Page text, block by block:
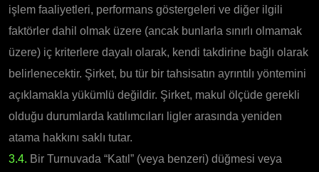
işlem faaliyetleri, performans göstergeleri ve diğer ilgili
faktörler dahil olmak üzere (ancak bunlarla sınırlı olmamak
üzere) iç kriterlere dayalı olarak, kendi takdirine bağlı olarak
belirlenecektir. Şirket, bu tür bir tahsisatın ayrıntılı yöntemini
açıklamakla yükümlü değildir. Şirket, makul ölçüde gerekli
olduğu durumlarda katılımcıları ligler arasında yeniden
atama hakkını saklı tutar.
3.4. Bir Turnuvada “Katıl” (veya benzeri) düğmesi veya